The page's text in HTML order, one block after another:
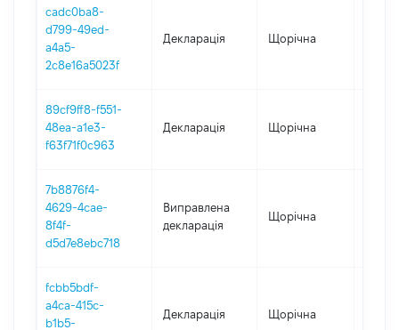
cadc0ba8-
d799-49ed-
a4a5-
2c8e16a5023f
Декларація Щорічна
89cf9ff8-f551-
48ea-a1e3-
f63f71f0c963
Декларація Щорічна
7b8876f4-
4629-4cae-
8f4f-
d5d7e8ebc718
Виправлена
декларація
Щорічна
fcbb5bdf-
a4ca-415c-
b1b5-
Декларація Щорічна